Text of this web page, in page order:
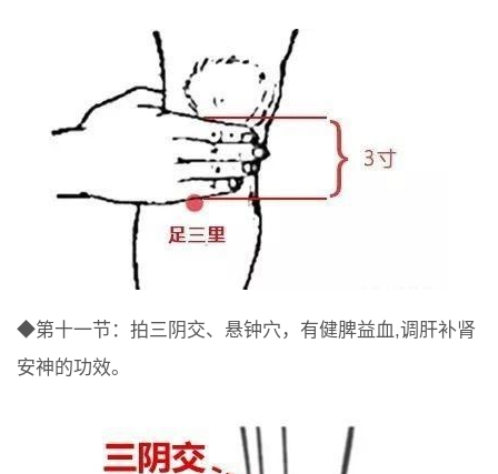
◆第十一节：拍三阴交、悬钟穴，有健脾益血,调肝补肾
安神的功效。